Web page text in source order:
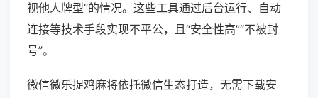
视他人牌型”的情况。这些工具通过后台运行、自动
连接等技术手段实现不平公，且“安全性高”“不被封
号”。
微信微乐捉鸡麻将依托微信生态打造，无需下载安